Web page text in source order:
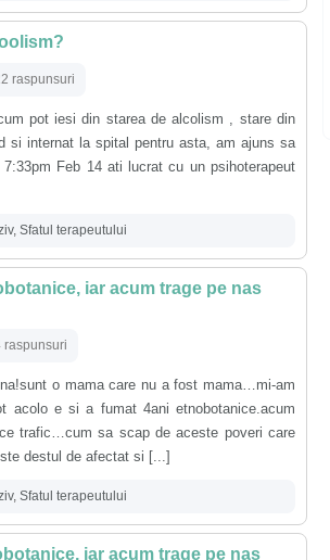
raspunsuri
pot iesi din starea de alcolism , stare din
si internat la spital pentru asta, am ajuns sa
Feb 14 ati lucrat cu un psihoterapeut
, Sfatul terapeutului
iar acum trage pe nas
raspunsuri
o mama care nu a fost mama…mi-am
acolo e si a fumat 4ani etnobotanice.acum
trafic…cum sa scap de aceste poveri care
destul de afectat si [...]
, Sfatul terapeutului
iar acum trage pe nas